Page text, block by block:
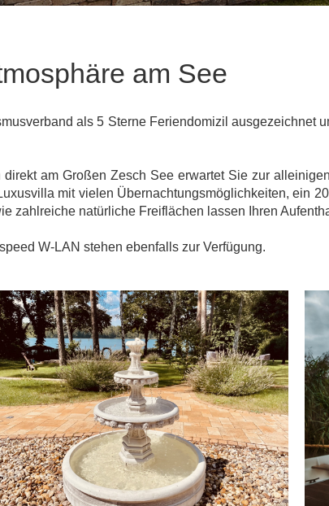
am See
als 5 Sterne Feriendomizil ausgezeichnet
am Großen Zesch See erwartet Sie zur
mit vielen Übernachtungsmöglichkeiten, ein
zahlreiche natürliche Freiflächen lassen Ihren
W-LAN stehen ebenfalls zur Verfügung.